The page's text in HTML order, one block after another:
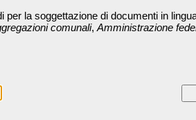
la soggettazione di documenti in
comunali, Amministrazione